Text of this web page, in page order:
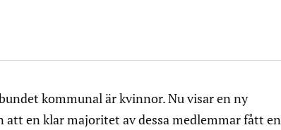
kommunal är kvinnor. Nu visar en ny
en klar majoritet av dessa medlemmar fått en